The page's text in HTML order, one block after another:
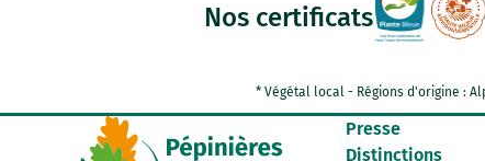
Nos certificats
* Végétal local - Régions d'origine :
Presse
Distinctions